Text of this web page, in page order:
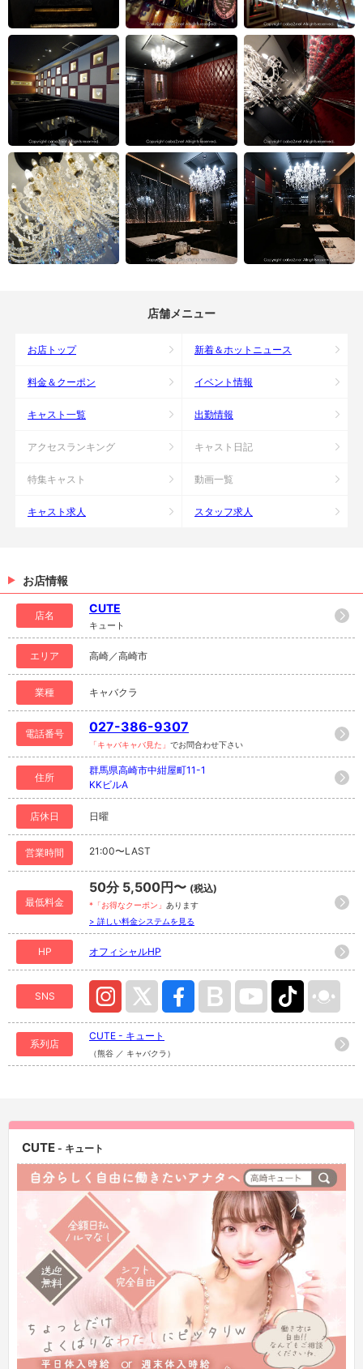
店舗メニュー
お店トップ 新着＆ホットニュース
料金＆クーポン イベント情報
キャスト一覧 出勤情報
アクセスランキング キャスト日記
特集キャスト 動画一覧
キャスト求人 スタッフ求人
お店情報
店名
CUTE
キュート
エリア 高崎／高崎市
業種 キャバクラ
電話番号 027-386-9307
「キャバキャバ見た」 でお問合わせ下さい
住所
群馬県高崎市中紺屋町11-1
KKビルA
店休日 日曜
営業時間 21:00〜LAST
最低料金
50分 5,500円〜 (税込)
*「お得なクーポン」 あります
> 詳しい料金システムを見る
HP オフィシャルHP
SNS
系列店
CUTE - キュート
（熊谷 ／ キャバクラ）
CUTE - キュート